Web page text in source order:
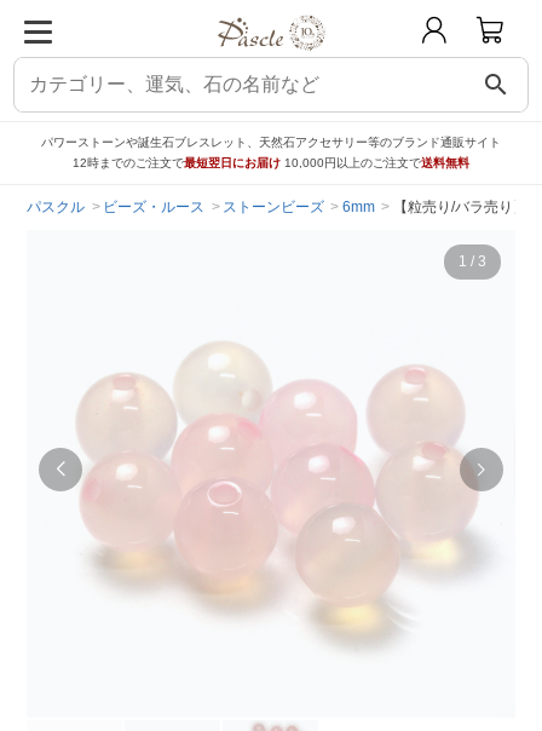
search
パワーストーンや誕生石ブレスレット、天然石アクセサリー等のブランド通販サイト
12時までのご注文で最短翌日にお届け 10,000円以上のご注文で送料無料
パスクル ビーズ・ルース ストーンビーズ 6mm 【粒売り/バラ売り】
1 / 3